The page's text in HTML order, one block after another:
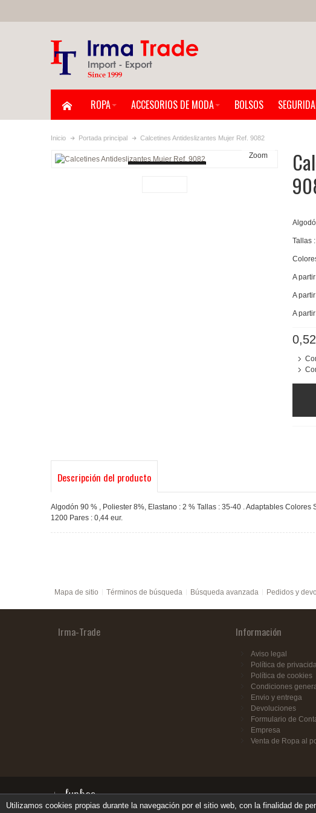
ROPA ACCESORIOS DE MODA BOLSOS
Inicio Portada principal Calcetines Antideslizantes Mujer Ref. 9082
Zoom
Tallas
A
A
A
Descripción del producto
Algodón 90 % , Poliester 8%, Elastano : 2 % Tallas : 35-40 . Adaptables Colores
1200 Pares : 0,44 eur.
Mapa de sitio Términos de búsqueda Búsqueda avanzada Pedidos y
Irma-Trade Información
Aviso legal
Política de
Política de cookies
Condiciones
Envio y entrega
Devoluciones
Formulario de
Empresa
Venta de Ropa al
Utilizamos cookies propias durante la navegación por el sitio web, con la finalidad de